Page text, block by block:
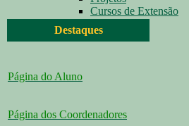
Cursos de Extensão
Destaques
Página do Aluno
Página dos Coordenadores